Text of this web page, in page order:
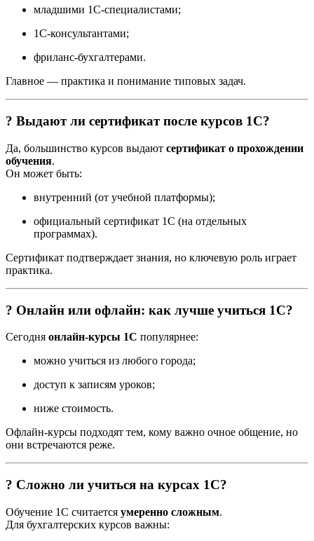
младшими 1С-специалистами;
1С-консультантами;
фриланс-бухгалтерами.
Главное — практика и понимание типовых задач.
? Выдают ли сертификат после курсов 1С?
Да, большинство курсов выдают сертификат о прохождении
обучения.
Он может быть:
внутренний (от учебной платформы);
официальный сертификат 1С (на отдельных
программах).
Сертификат подтверждает знания, но ключевую роль играет
практика.
? Онлайн или офлайн: как лучше учиться 1С?
Сегодня онлайн-курсы 1С популярнее:
можно учиться из любого города;
доступ к записям уроков;
ниже стоимость.
Офлайн-курсы подходят тем, кому важно очное общение, но
они встречаются реже.
? Сложно ли учиться на курсах 1С?
Обучение 1С считается умеренно сложным.
Для бухгалтерских курсов важны: